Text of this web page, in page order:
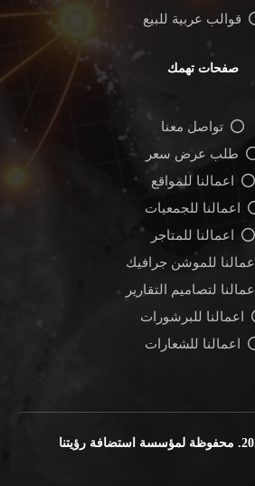
قوالب عربية للبيع
صفحات تهمك
تواصل معنا
طلب عرض سعر
اعمالنا للمواقع
اعمالنا للجمعيات
اعمالنا للمتاجر
اعمالنا للموشن جرافيك
اعمالنا لتصاميم التقارير
اعمالنا للبرشورات
اعمالنا للشعارات